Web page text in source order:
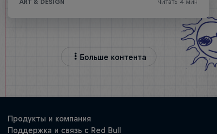
Больше контента